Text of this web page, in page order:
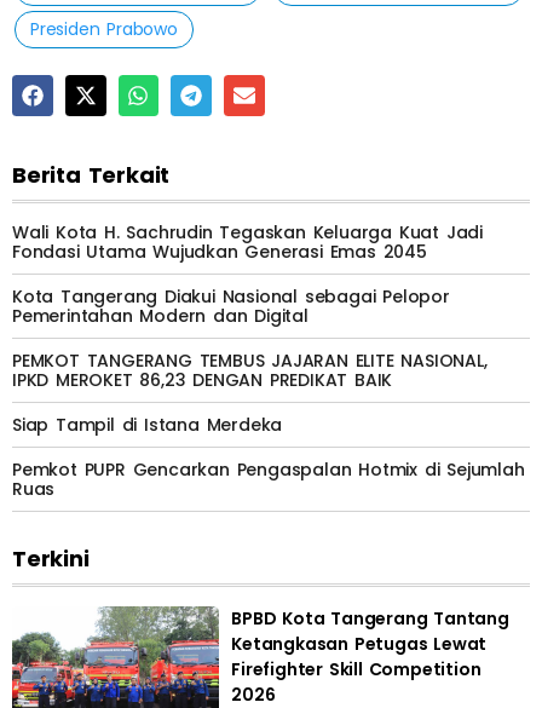
Presiden Prabowo
Berita Terkait
Wali Kota H. Sachrudin Tegaskan Keluarga Kuat Jadi
Fondasi Utama Wujudkan Generasi Emas 2045
Kota Tangerang Diakui Nasional sebagai Pelopor
Pemerintahan Modern dan Digital
PEMKOT TANGERANG TEMBUS JAJARAN ELITE NASIONAL,
IPKD MEROKET 86,23 DENGAN PREDIKAT BAIK
Siap Tampil di Istana Merdeka
Pemkot PUPR Gencarkan Pengaspalan Hotmix di Sejumlah
Ruas
Terkini
BPBD Kota Tangerang Tantang
Ketangkasan Petugas Lewat
Firefighter Skill Competition
2026